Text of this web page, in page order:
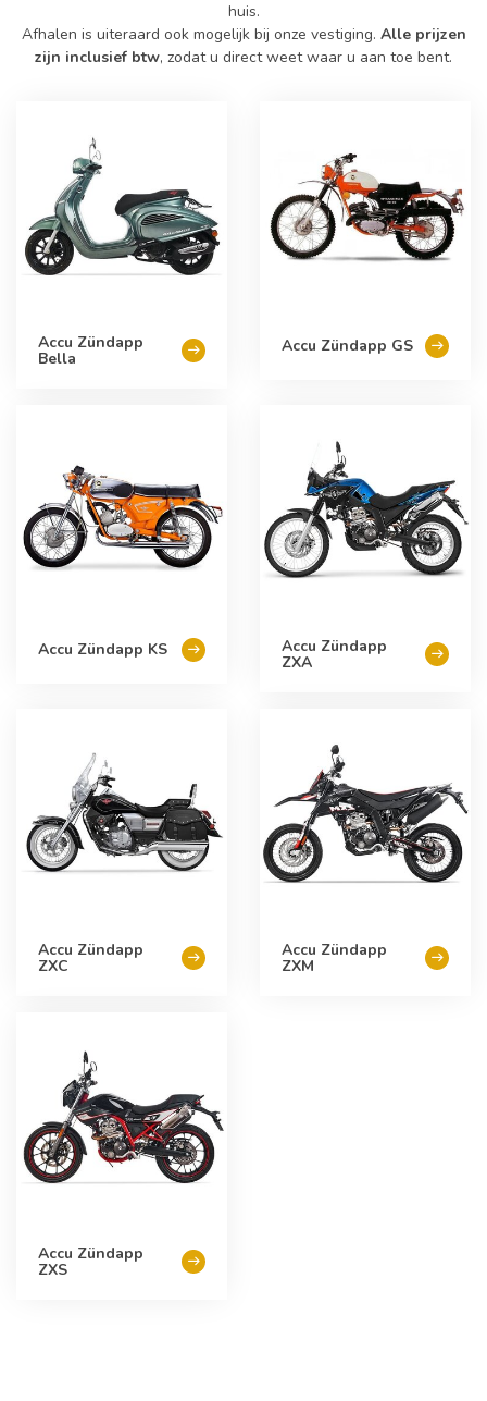
huis.
Afhalen is uiteraard ook mogelijk bij onze vestiging. Alle prijzen
zijn inclusief btw, zodat u direct weet waar u aan toe bent.
Accu Zündapp
Bella
Accu Zündapp GS
Accu Zündapp KS Accu Zündapp
ZXA
Accu Zündapp
ZXC
Accu Zündapp
ZXM
Accu Zündapp
ZXS